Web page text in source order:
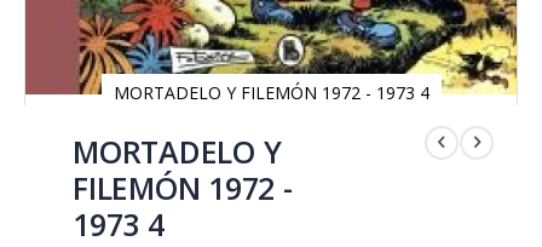
MORTADELO Y FILEMÓN 1972 - 1973 4
comienzoMORTADELO Y
FILEMÓN 1972 -
1973 4